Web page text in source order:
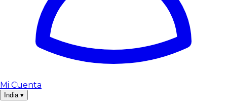
Mi Cuenta
India ▾